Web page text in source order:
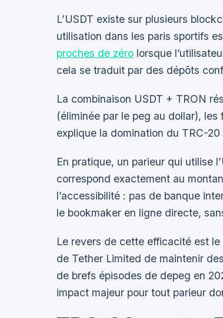
L’USDT existe sur plusieurs
utilisation dans les paris sportifs
proches de zéro lorsque
cela se traduit par des dépôts
La combinaison USDT + TRON
(éliminée par le peg au dollar),
explique la domination du TRC-
En pratique, un parieur qui utilise
correspond exactement au
l’accessibilité : pas de banque
le bookmaker en ligne directe,
Le revers de cette efficacité est
de Tether Limited de maintenir
de brefs épisodes de depeg en
impact majeur pour tout parieur